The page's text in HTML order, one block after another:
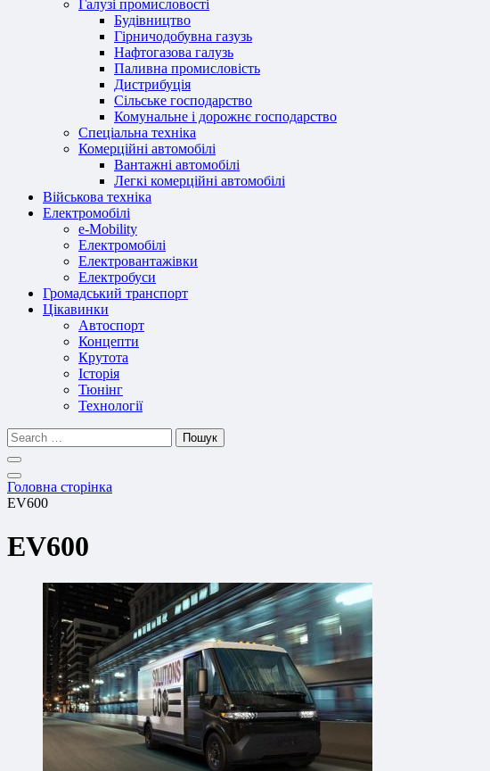
Галузі промисловості
Будівництво
Гірничодобувна газузь
Нафтогазова галузь
Паливна промисловість
Дистрибуція
Сільське господарство
Комунальне і дорожнє господарство
Спеціальна техніка
Комерційні автомобілі
Вантажні автомобілі
Легкі комерційні автомобілі
Військова техніка
Електромобілі
e-Mobility
Електромобілі
Електровантажівки
Електробуси
Громадський транспорт
Цікавинки
Автоспорт
Концепти
Крутота
Історія
Тюнінг
Технології
Пошук
Головна сторінка
EV600
EV600